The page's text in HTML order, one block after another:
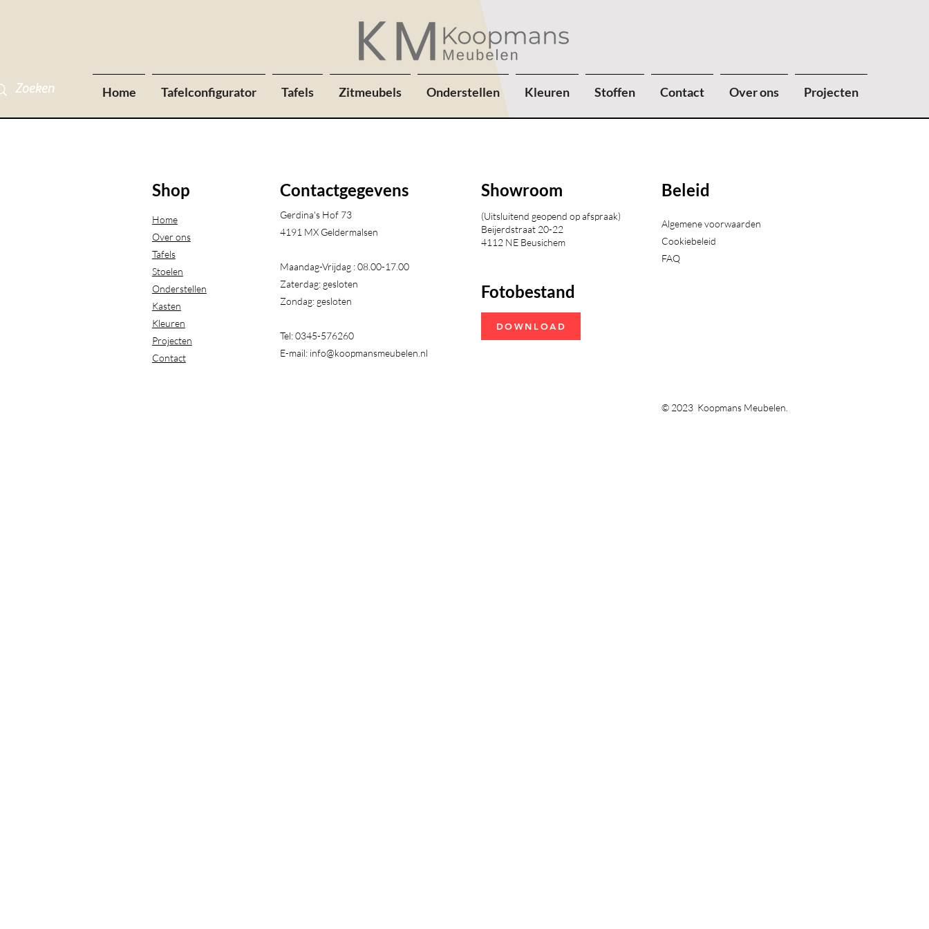
Home Tafelconfigurator Tafels Zitmeubels Onderstellen Kleuren Stoffen Contact Over ons Projecten
Shop
Home
Over ons
Tafels
Stoelen
Onderstellen
Kasten
Kleuren
Projecten
Contact
Contactgegevens
Gerdina's Hof 73
4191 MX Geldermalsen​
Maandag-Vrijdag : 08.00-17.00
Zaterdag: gesloten
Zondag: gesloten
Tel: 0345-576260
E-mail: info@koopmansmeubelen.nl
Showroom
(Uitsluitend geopend op afspraak)
Beijerdstraat 20-22
4112 NE Beusichem
Fotobestand
DOWNLOAD
Beleid
Algemene voorwaarden
Cookiebeleid
FAQ
© 2023 Koopmans Meubelen.